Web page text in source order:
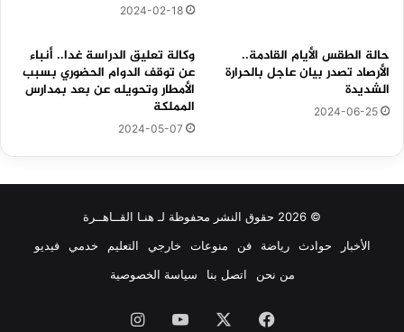
2024-02-18
حالة الطقس الأيام القادمة..
الأرصاد تصدر بيان عاجل بالحرارة
الشديدة
2024-06-25
وكالة تعليق الدراسة غدا.. أنباء
عن توقف الدوام الحضوري بسبب
الأمطار وتحويله عن بعد بمدارس
المملكة
2024-05-07
© 2026 حقوق النشر محفوظة لـ هنـا القــاهــرة
الأخبار
حوادث رياضة فن منوعات خارجي التعليم خدمي
فيديو
من نحن
اتصل بنا سياسة الخصوصية
فيسبوك ‫YouTubeانستقرام